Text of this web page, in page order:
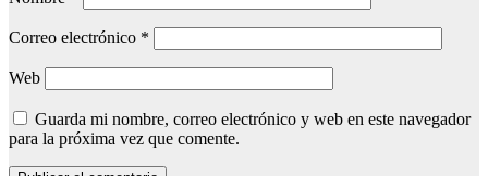
Correo electrónico *
Web
Guarda mi nombre, correo electrónico y web en este navegador
para la próxima vez que comente.